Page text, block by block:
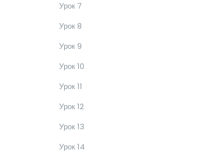
Урок 7
Урок 8
Урок 9
Урок 10
Урок 11
Урок 12
Урок 13
Урок 14